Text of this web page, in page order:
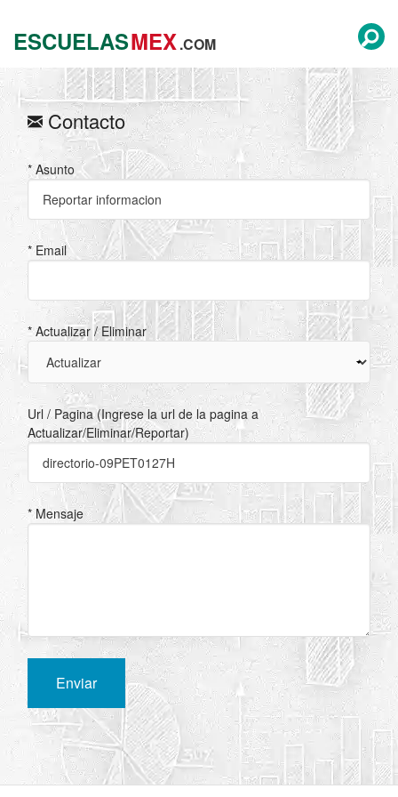
ESCUELASMEX.COM
Contacto
* Asunto
* Email
* Actualizar / Eliminar
Url / Pagina (Ingrese la url de la pagina a
Actualizar/Eliminar/Reportar)
* Mensaje
Enviar